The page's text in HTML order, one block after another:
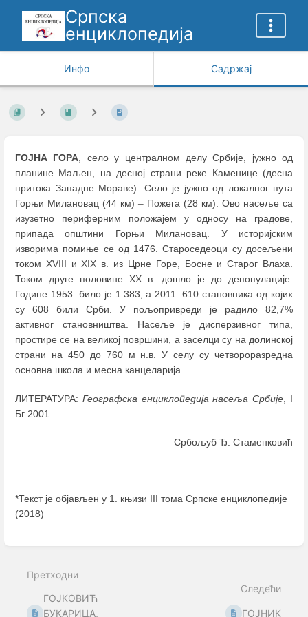
Српска
енциклопедија
Инфо Садржај
ГОЈНА ГОРА, село у централном делу Србије, јужно од
планине Маљен, на десној страни реке Каменице (десна
притока Западне Мораве). Село је јужно од локалног пута
Горњи Милановац (44 км) – Пожега (28 км). Ово насеље са
изузетно периферним положајем у односу на градове,
припада општини Горњи Милановац. У историјским
изворима помиње се од 1476. Староседеоци су досељени
током XVIII и XIX в. из Црне Горе, Босне и Старог Влаха.
Током друге половине XX в. дошло је до депопулације.
Године 1953. било је 1.383, а 2011. 610 становника од којих
су 608 били Срби. У пољопривреди је радило 82,7%
активног становништва. Насеље је дисперзивног типа,
простире се на великој површини, а заселци су на долинској
страни на 450 до 760 м н.в. У селу су четвороразредна
основна школа и месна канцеларија.
ЛИТЕРАТУРА: Географска енциклопедија насеља Србије , I
Бг 2001.
Србољуб Ђ. Стаменковић
*Текст је објављен у 1. књизи III тома Српске енциклопедије
(2018)
mode
Претходни
ГОЈКОВИЋ
БУКАРИЦА,
Следећи
ГОЈНИК